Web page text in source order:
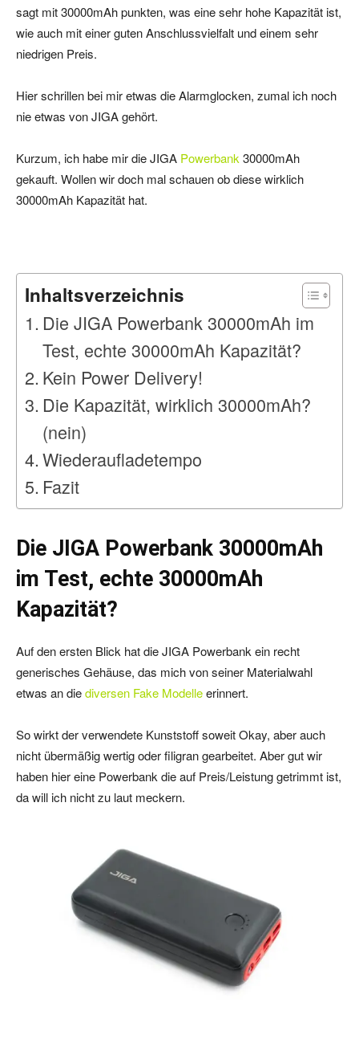
sagt mit 30000mAh punkten, was eine sehr hohe Kapazität ist,
wie auch mit einer guten Anschlussvielfalt und einem sehr
niedrigen Preis.
Hier schrillen bei mir etwas die Alarmglocken, zumal ich noch
nie etwas von JIGA gehört.
Kurzum, ich habe mir die JIGA Powerbank 30000mAh
gekauft. Wollen wir doch mal schauen ob diese wirklich
30000mAh Kapazität hat.
Inhaltsverzeichnis
Die JIGA Powerbank 30000mAh im
Test, echte 30000mAh Kapazität?
Kein Power Delivery!
Die Kapazität, wirklich 30000mAh?
(nein)
Wiederaufladetempo
Fazit
Die JIGA Powerbank 30000mAh
im Test, echte 30000mAh
Kapazität?
Auf den ersten Blick hat die JIGA Powerbank ein recht
generisches Gehäuse, das mich von seiner Materialwahl
etwas an diediversen Fake Modelleerinnert.
So wirkt der verwendete Kunststoff soweit Okay, aber auch
nicht übermäßig wertig oder filigran gearbeitet. Aber gut wir
haben hier eine Powerbank die auf Preis/Leistung getrimmt ist,
da will ich nicht zu laut meckern.